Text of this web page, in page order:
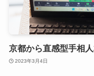
京都から直感型手相
2023年3月4日